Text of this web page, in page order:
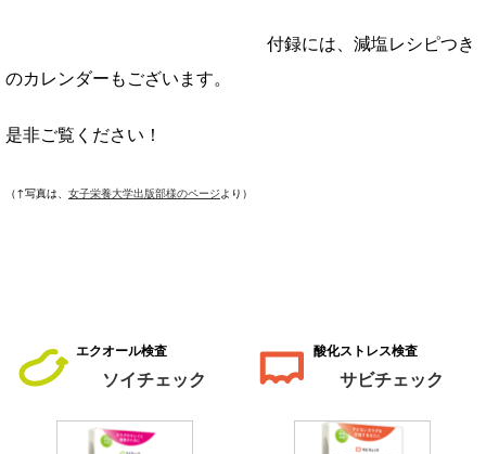
付録には、減塩レシピつき
のカレンダーもございます。
是非ご覧ください！
（↑写真は、 女子栄養大学出版部様のページより）
エクオール検査
ソイチェック
酸化ストレス検査
サビチェック